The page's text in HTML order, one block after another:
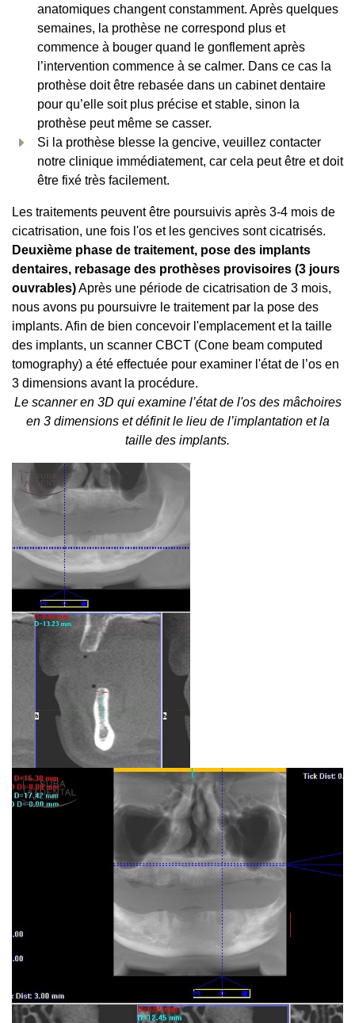
anatomiques changent constamment. Après quelques
semaines, la prothèse ne correspond plus et
commence à bouger quand le gonflement après
l’intervention commence à se calmer. Dans ce cas la
prothèse doit être rebasée dans un cabinet dentaire
pour qu’elle soit plus précise et stable, sinon la
prothèse peut même se casser.
Si la prothèse blesse la gencive, veuillez contacter
notre clinique immédiatement, car cela peut être et doit
être fixé très facilement.
Les traitements peuvent être poursuivis après 3-4 mois de
cicatrisation, une fois l'os et les gencives sont cicatrisés.
Deuxième phase de traitement, pose des implants
dentaires, rebasage des prothèses provisoires (3 jours
ouvrables)Après une période de cicatrisation de 3 mois,
nous avons pu poursuivre le traitement par la pose des
implants. Afin de bien concevoir l'emplacement et la taille
des implants, un scanner CBCT (Cone beam computed
tomography) a été effectuée pour examiner l'état de l’os en
3 dimensions avant la procédure.
Le scanner en 3D qui examine l’état de l'os des mâchoires
en 3 dimensions et définit le lieu de l’implantation et la
taille des implants.